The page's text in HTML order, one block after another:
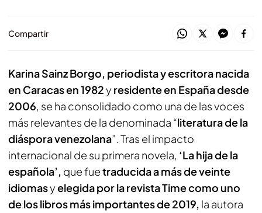
Compartir
Karina Sainz Borgo, periodista y escritora nacida
en Caracas en 1982y residente en España desde
2006, se ha consolidado como una de las voces
más relevantes de la denominada “literatura de la
diáspora venezolana”. Tras el impacto
internacional de su primera novela, ‘La hija de la
española’, que fuetraducida a más de veinte
idiomasyelegida por la revista Time como uno
de los libros más importantes de 2019, la autora